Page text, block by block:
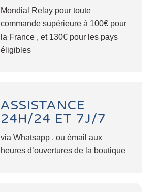
Mondial Relay pour toute
commande supérieure à 100€ pour
la France , et 130€ pour les pays
éligibles
ASSISTANCE
24H/24 ET 7J/7
via Whatsapp , ou émail aux
heures d’ouvertures de la boutique